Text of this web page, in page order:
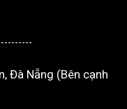
Đà Nẵng (Bên cạnh